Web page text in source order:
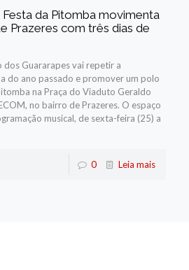
da Pitomba movimenta
Prazeres com três dias de
Guararapes vai repetir a
do ano passado e promover um polo
na Praça do Viaduto Geraldo
no bairro de Prazeres. O espaço
musical, de sexta-feira (25) a
0 Leia mais